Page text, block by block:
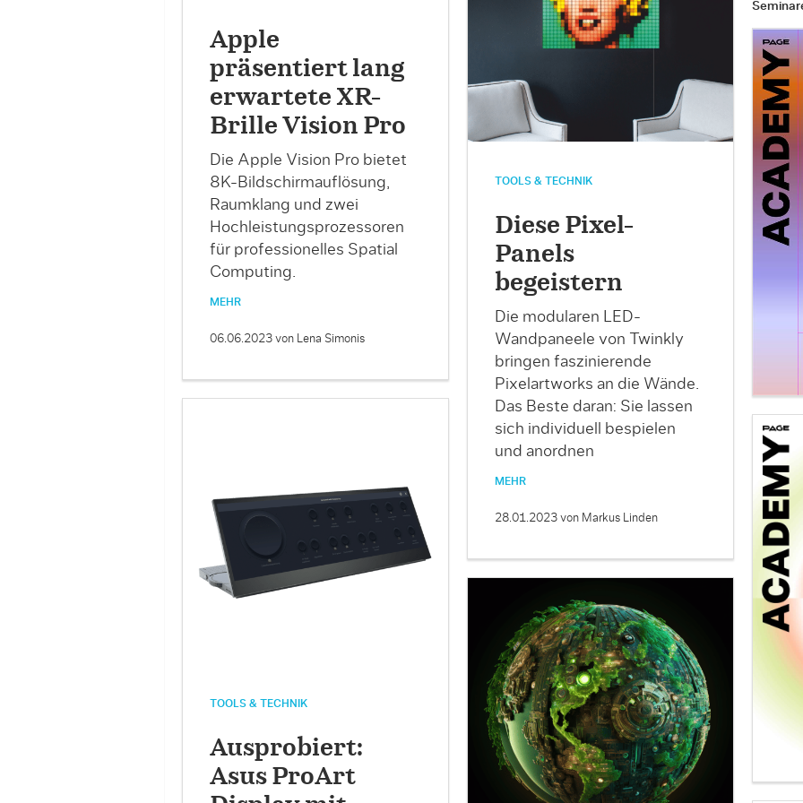
Apple
präsentiert lang
erwartete XR-
Brille Vision Pro
Die Apple Vision Pro bietet
8K-Bildschirmauflösung,
Raumklang und zwei
Hochleistungsprozessoren
für professionelles Spatial
Computing.
MEHR
06.06.2023 von Lena Simonis
TOOLS & TECHNIK
Ausprobiert:
Asus ProArt
TOOLS & TECHNIK
Diese Pixel-
Panels
begeistern
Die modularen LED-
Wandpaneele von Twinkly
bringen faszinierende
Pixelartworks an die Wände.
Das Beste daran: Sie lassen
sich individuell bespielen
und anordnen
MEHR
28.01.2023 von Markus Linden